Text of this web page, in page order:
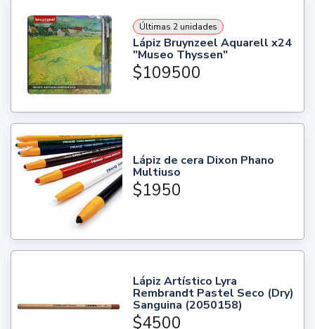
Últimas 2 unidades
Lápiz Bruynzeel Aquarell x24
"Museo Thyssen"
$109500
Lápiz de cera Dixon Phano
Multiuso
$1950
Lápiz Artístico Lyra
Rembrandt Pastel Seco (Dry)
Sanguina (2050158)
$4500